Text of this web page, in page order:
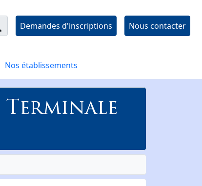
Demandes d'inscriptions Nous contacter
Nos établissements